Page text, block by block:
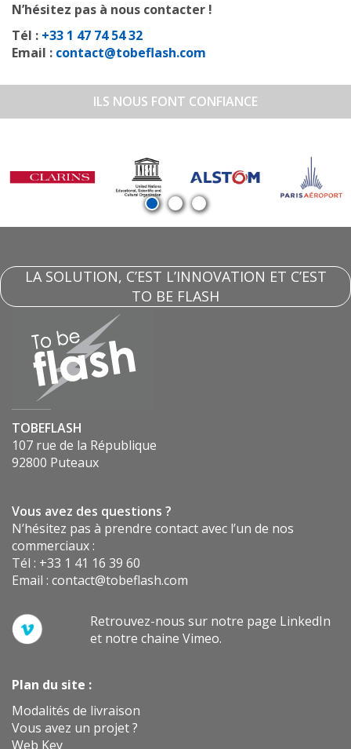
N’hésitez pas à nous contacter !
Tél : +33 1 47 74 54 32
Email : contact@tobeflash.com
ILS NOUS FONT CONFIANCE
LA SOLUTION, C’EST L’INNOVATION ET C’EST
TO BE FLASH
TOBEFLASH
107 rue de la République
92800 Puteaux
Vous avez des questions ?
N’hésitez pas à prendre contact avec l’un de nos
commerciaux :
Tél : +33 1 41 16 39 60
Email : contact@tobeflash.com
Retrouvez-nous sur notre page LinkedIn
et notre chaine Vimeo.
Plan du site :
Modalités de livraison
Vous avez un projet ?
Web Key